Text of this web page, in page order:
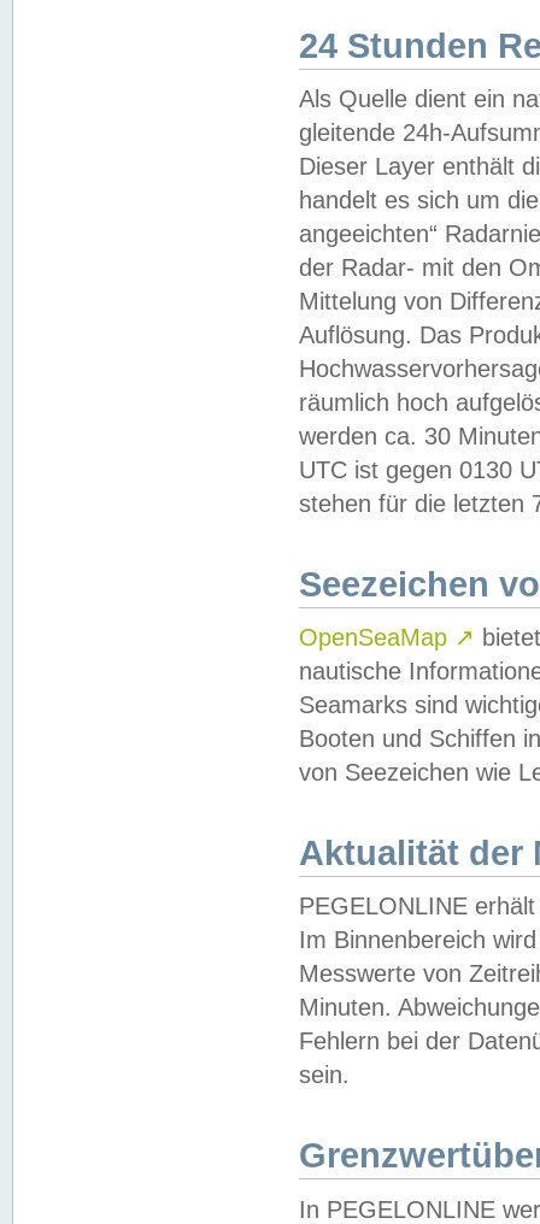
24 Stunden
Als Quelle dient ein
gleitende 24h-
Dieser Layer enthält
handelt es sich um
angeeichten“
der Radar- mit den
Mittelung von
Auflösung. Das
räumlich hoch
werden ca. 30
UTC ist gegen 0130
stehen für die letzten
Seezeichen
OpenSeaMap ↗
nautische
Seamarks sind
Booten und Schiffen
von Seezeichen wie
Aktualität der
PEGELONLINE
Im Binnenbereich
Messwerte von
Minuten.
Fehlern bei der
sein.
In PEGELONLINE